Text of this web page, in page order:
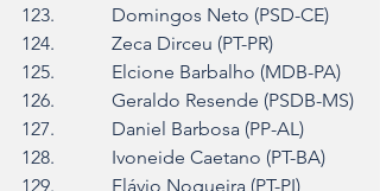
123.            Domingos Neto (PSD-CE)
124.            Zeca Dirceu (PT-PR)
125.            Elcione Barbalho (MDB-PA)
126.            Geraldo Resende (PSDB-MS)
127.            Daniel Barbosa (PP-AL)
128.            Ivoneide Caetano (PT-BA)
129.            Flávio Nogueira (PT-PI)